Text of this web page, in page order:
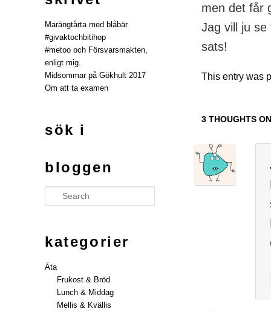
men det får
Jag vill ju
sats!
This entry was
3 THOUGHTS
Marängtårta med blåbär
#givaktochbitihop
#metoo och Försvarsmakten,
enligt mig.
Midsommar på Gökhult 2017
Om att ta examen
sök i
bloggen
Search
kategorier
Äta
Frukost & Bröd
Lunch & Middag
Mellis & Kvällis